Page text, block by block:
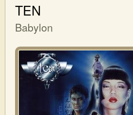
TEN
Babylon